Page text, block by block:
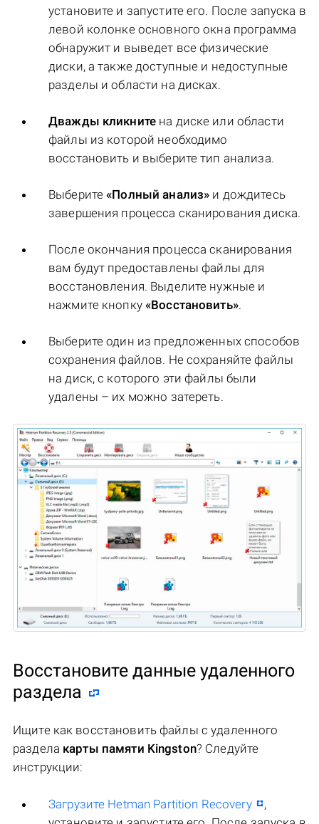
установите и запустите его. После запуска в
левой колонке основного окна программа
обнаружит и выведет все физические
диски, а также доступные и недоступные
разделы и области на дисках.
Дважды кликните на диске или области
файлы из которой необходимо
восстановить и выберите тип анализа.
Выберите«Полный анализ» и дождитесь
завершения процесса сканирования диска.
После окончания процесса сканирования
вам будут предоставлены файлы для
восстановления. Выделите нужные и
нажмите кнопку «Восстановить».
Выберите один из предложенных способов
сохранения файлов. Не сохраняйте файлы
на диск, с которого эти файлы были
удалены – их можно затереть.
Восстановите данные удаленного
раздела
Ищите как восстановить файлы c удаленного
раздела карты памяти Kingston? Следуйте
инструкции:
Загрузите Hetman Partition Recovery
,